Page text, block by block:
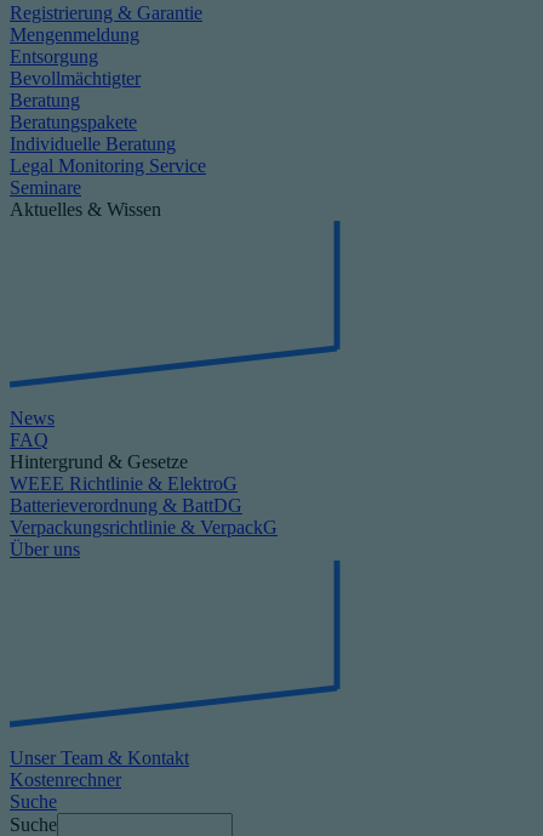
Registrierung & Garantie
Mengenmeldung
Entsorgung
Bevollmächtigter
Beratung
Beratungspakete
Individuelle Beratung
Legal Monitoring Service
Seminare
Aktuelles & Wissen
News
FAQ
Hintergrund & Gesetze
WEEE Richtlinie & ElektroG
Batterieverordnung & BattDG
Verpackungsrichtlinie & VerpackG
Über uns
Unser Team & Kontakt
Kostenrechner
Suche
Suche